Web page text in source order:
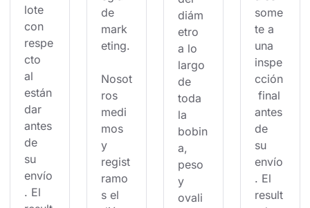
lote
con
respe
cto
al
están
dar
antes
de
su
envío
. El
de
mark
eting.
Nosot
ros
medi
mos
y
regist
ramo
s el
diám
etro
a lo
largo
de
toda
la
bobin
a,
peso
y
ovali
some
te a
una
inspe
cción
final
antes
de
su
envío
. El
result